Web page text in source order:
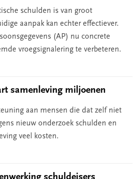
schulden is van groot
aanpak kan echter effectiever.
(AP) nu concrete
vroegsignalering te verbeteren.
samenleving miljoenen
aan mensen die dat zelf niet
nieuw onderzoek schulden en
veel kosten.
schuldeisers